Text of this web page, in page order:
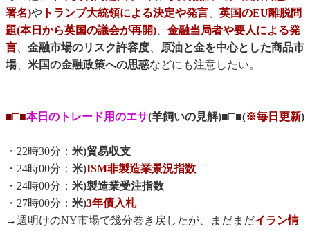
署名)や トランプ大統領による決定や発言、 英国のEU離脱問
題(本日から英国の議会が再開)、 金融当局者や要人による発
言、 金融市場のリスク許容度、 原油と金を中心とした商品市
場、 米国の金融政策への思惑などにも注意したい。
■□■本日のトレード用のエサ(羊飼いの見解)■□■(※毎日更新)
・22時30分： 米)貿易収支
・24時00分： 米)ISM非製造業景況指数
・24時00分： 米)製造業受注指数
・27時00分： 米)3年債入札
→週明けのNY市場で幾分巻き戻したが、まだまだイラン情